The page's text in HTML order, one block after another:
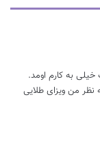
به کارم اومد.
من ویزای طلایی